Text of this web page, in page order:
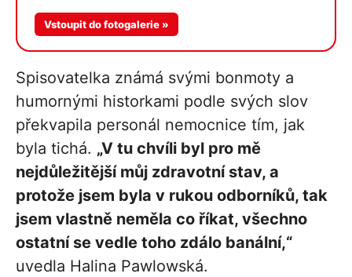
Vstoupit do fotogalerie »
Spisovatelka známá svými bonmoty a
humornými historkami podle svých slov
překvapila personál nemocnice tím, jak
byla tichá. „V tu chvíli byl pro mě
nejdůležitější můj zdravotní stav, a
protože jsem byla v rukou odborníků, tak
jsem vlastně neměla co říkat, všechno
ostatní se vedle toho zdálo banální,“
uvedla Halina Pawlowská.